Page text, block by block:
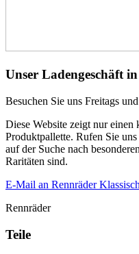
Unser Ladengeschäft
Besuchen Sie uns Freitags
Diese Website zeigt nur einen
Produktpallette. Rufen Sie
auf der Suche nach
Raritäten sind.
E-Mail an Rennräder
Rennräder
Teile